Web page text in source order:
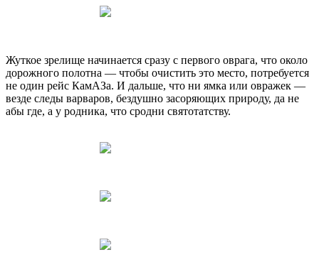
Жуткое зрелище начинается сразу с первого оврага, что около
дорожного полотна — чтобы очистить это место, потребуется
не один рейс КамАЗа. И дальше, что ни ямка или овражек —
везде следы варваров, бездушно засоряющих природу, да не
абы где, а у родника, что сродни святотатству.